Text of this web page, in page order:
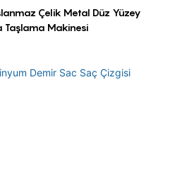
Çelik Metal Düz Yüzey
Taşlama Makinesi